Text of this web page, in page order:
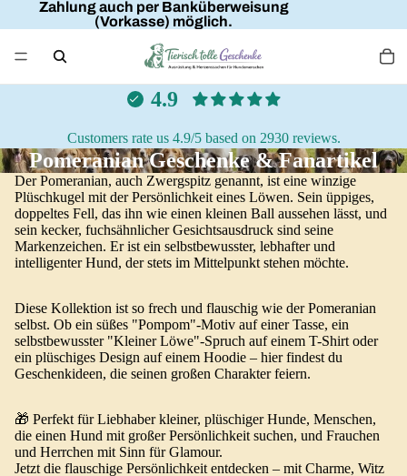
Zahlung auch per Banküberweisung
(Vorkasse) möglich.
4.9
Customers rate us 4.9/5 based on 2930 reviews.
Pomeranian Geschenke & Fanartikel
Der Pomeranian, auch Zwergspitz genannt, ist eine winzige
Plüschkugel mit der Persönlichkeit eines Löwen. Sein üppiges,
doppeltes Fell, das ihn wie einen kleinen Ball aussehen lässt, und
sein kecker, fuchsähnlicher Gesichtsausdruck sind seine
Markenzeichen. Er ist ein selbstbewusster, lebhafter und
intelligenter Hund, der stets im Mittelpunkt stehen möchte.
Diese Kollektion ist so frech und flauschig wie der Pomeranian
selbst. Ob ein süßes "Pompom"-Motiv auf einer Tasse, ein
selbstbewusster "Kleiner Löwe"-Spruch auf einem T-Shirt oder
ein plüschiges Design auf einem Hoodie – hier findest du
Geschenkideen, die seinen großen Charakter feiern.
🎁 Perfekt für Liebhaber kleiner, plüschiger Hunde, Menschen,
die einen Hund mit großer Persönlichkeit suchen, und Frauchen
und Herrchen mit Sinn für Glamour.
Jetzt die flauschige Persönlichkeit entdecken – mit Charme, Witz